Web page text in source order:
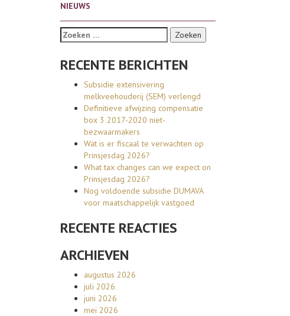
NIEUWS
Zoeken naar:
RECENTE BERICHTEN
Subsidie extensivering
melkveehouderij (SEM) verlengd
Definitieve afwijzing compensatie
box 3 2017-2020 niet-
bezwaarmakers
Wat is er fiscaal te verwachten op
Prinsjesdag 2026?
What tax changes can we expect on
Prinsjesdag 2026?
Nog voldoende subsidie DUMAVA
voor maatschappelijk vastgoed
RECENTE REACTIES
ARCHIEVEN
augustus 2026
juli 2026
juni 2026
mei 2026